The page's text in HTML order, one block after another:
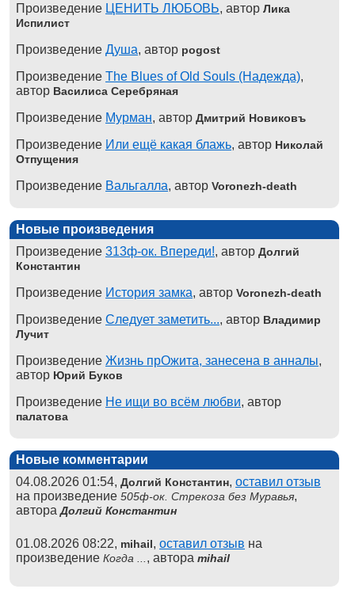
Произведение ЦЕНИТЬ ЛЮБОВЬ, автор Лика
Испилист
Произведение Душа, автор pogost
Произведение The Blues of Old Souls (Надежда),
автор Василиса Серебряная
Произведение Мурман, автор Дмитрий Новиковъ
Произведение Или ещё какая блажь, автор Николай
Отпущения
Произведение Вальгалла, автор Voronezh-death
Новые произведения
Произведение 313ф-ок. Впереди!, автор Долгий
Константин
Произведение История замка, автор Voronezh-death
Произведение Следует заметить..., автор Владимир
Лучит
Произведение Жизнь прОжита, занесена в анналы,
автор Юрий Буков
Произведение Не ищи во всём любви, автор
палатова
Новые комментарии
04.08.2026 01:54, Долгий Константин, оставил отзыв
на произведение 505ф-ок. Стрекоза без Муравья,
автораДолгий Константин
01.08.2026 08:22, mihail, оставил отзыв на
произведение Когда ... , автора mihail